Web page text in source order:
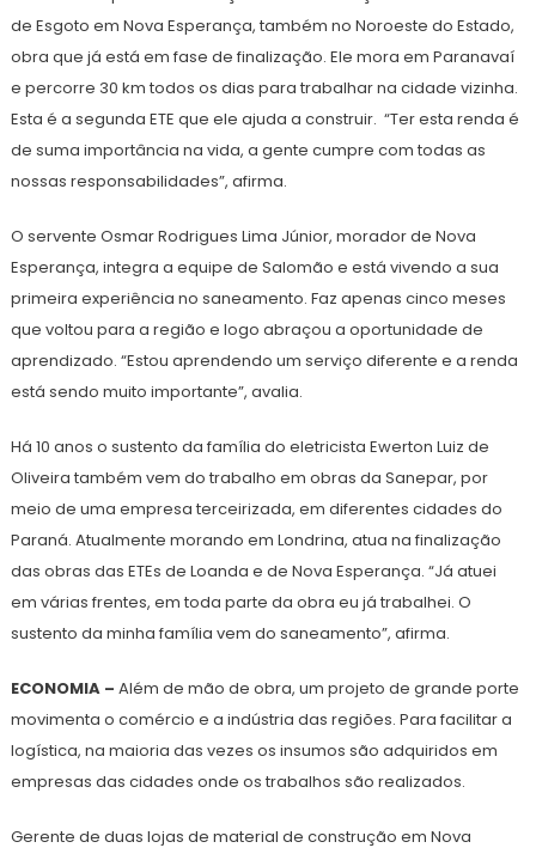
de Esgoto em Nova Esperança, também no Noroeste do Estado,
obra que já está em fase de finalização. Ele mora em Paranavaí
e percorre 30 km todos os dias para trabalhar na cidade vizinha.
Esta é a segunda ETE que ele ajuda a construir. “Ter esta renda é
de suma importância na vida, a gente cumpre com todas as
nossas responsabilidades”, afirma.
O servente Osmar Rodrigues Lima Júnior, morador de Nova
Esperança, integra a equipe de Salomão e está vivendo a sua
primeira experiência no saneamento. Faz apenas cinco meses
que voltou para a região e logo abraçou a oportunidade de
aprendizado. “Estou aprendendo um serviço diferente e a renda
está sendo muito importante”, avalia.
Há 10 anos o sustento da família do eletricista Ewerton Luiz de
Oliveira também vem do trabalho em obras da Sanepar, por
meio de uma empresa terceirizada, em diferentes cidades do
Paraná. Atualmente morando em Londrina, atua na finalização
das obras das ETEs de Loanda e de Nova Esperança. “Já atuei
em várias frentes, em toda parte da obra eu já trabalhei. O
sustento da minha família vem do saneamento”, afirma.
ECONOMIA – Além de mão de obra, um projeto de grande porte
movimenta o comércio e a indústria das regiões. Para facilitar a
logística, na maioria das vezes os insumos são adquiridos em
empresas das cidades onde os trabalhos são realizados.
Gerente de duas lojas de material de construção em Nova